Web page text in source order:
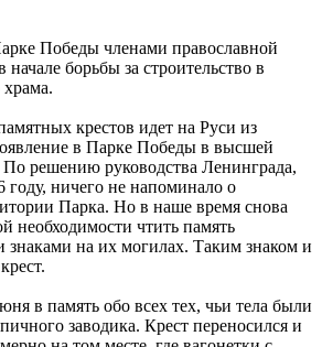
Победы членами православной
борьбы за строительство в
крестов идет на Руси из
в Парке Победы в высшей
решению руководства Ленинграда,
году, ничего не напоминало о
Парка. Но в наше время снова
необходимости чтить память
на их могилах. Таким знаком и
в память обо всех тех, чьи тела были
заводика. Крест переносился и